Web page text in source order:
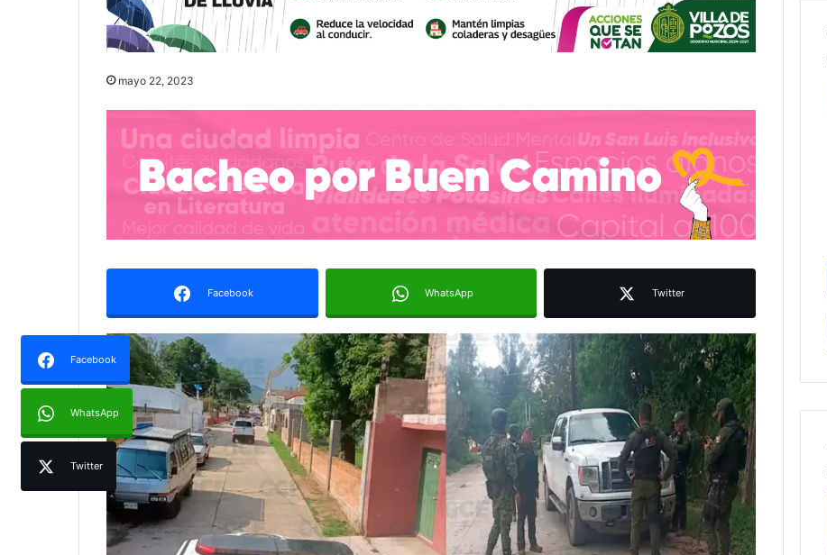
mayo 22, 2023
Facebook WhatsApp Twitter
Facebook
WhatsApp
Twitter